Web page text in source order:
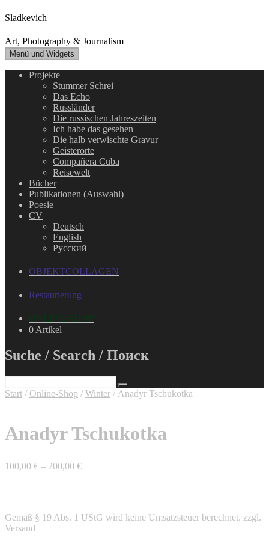
Zum
Inhalt
springen
Sladkevich
Art, Photography & Journalism
Menü und Widgets
Projekte
Stummer Schrei
Das Echo
Russländer
Die russischen Jahreszeiten
Ich habe das gesehen
Die halb verwischte Gravur
Geisterorte
Compañera Cuba
Reisewelt
Bücher
Publikationen (Auswahl)
Poesie
CV
Deutsch
English
Русский
OBJEKTCOLLAGEN
Restaurierung
ONLINE-SHOP
0 Artikel
Suche / Search / Поиск
Start / Online-Shop / Winter / Anadyr Tschukotka
Anadyr Tschukotka
100,00 € – 200,00 €
Gemäß § 19 Abs. 1 UStG wird keine Umsatzsteuer berechnet. zzgl.
Versand